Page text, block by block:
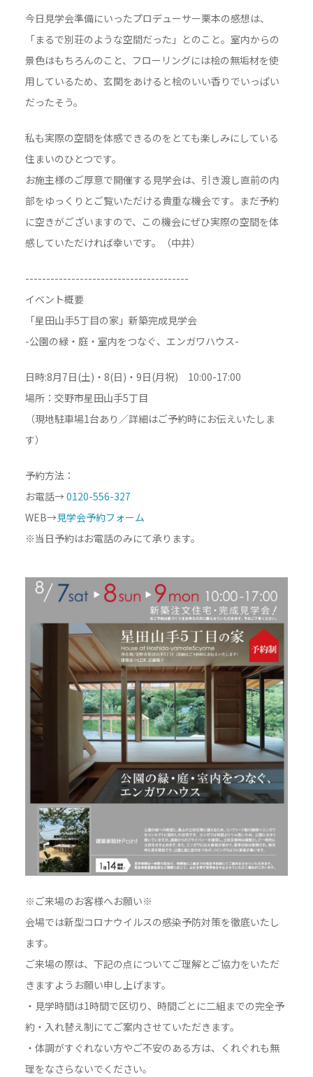
今日見学会準備にいったプロデューサー栗本の感想は、
「まるで別荘のような空間だった」とのこと。室内からの
景色はもちろんのこと、フローリングには桧の無垢材を使
用しているため、玄関をあけると桧のいい香りでいっぱい
だったそう。
私も実際の空間を体感できるのをとても楽しみにしている
住まいのひとつです。
お施主様のご厚意で開催する見学会は、引き渡し直前の内
部をゆっくりとご覧いただける貴重な機会です。まだ予約
に空きがございますので、この機会にぜひ実際の空間を体
感していただければ幸いです。（中井）
---------------------------------------
イベント概要
「星田山手5丁目の家」新築完成見学会
-公園の緑・庭・室内をつなぐ、エンガワハウス-
日時:8月7日(土)・8(日)・9日(月祝) 10:00-17:00
場所：交野市星田山手5丁目
（現地駐車場1台あり／詳細はご予約時にお伝えいたしま
す）
予約方法：
お電話→0120-556-327
WEB→見学会予約フォーム
※当日予約はお電話のみにて承ります。
※ご来場のお客様へお願い※
会場では新型コロナウイルスの感染予防対策を徹底いたし
ます。
ご来場の際は、下記の点についてご理解とご協力をいただ
きますようお願い申し上げます。
・見学時間は1時間で区切り、時間ごとに二組までの完全予
約・入れ替え制にてご案内させていただきます。
・体調がすぐれない方やご不安のある方は、くれぐれも無
理をなさらないでください。